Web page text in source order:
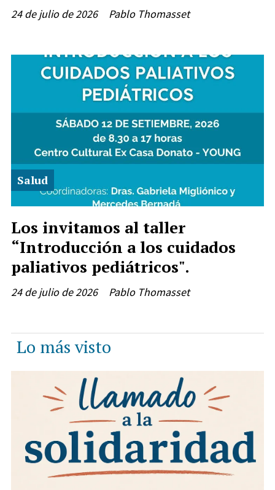
Pablo Thomasset
24 de julio de 2026
Los invitamos al taller
“Introducción a los cuidados
paliativos pediátricos".
Pablo Thomasset
Salud
24 de julio de 2026
Lo más visto